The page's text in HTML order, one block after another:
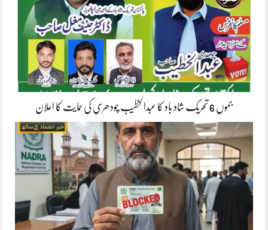
جموں 6 تحریک شاد باد کا عبدالخطیب چودھری کی حمایت کا اعلان